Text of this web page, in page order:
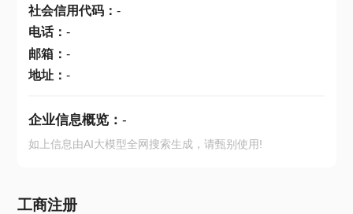
社会信用代码： -
电话： -
邮箱： -
地址： -
企业信息概览： -
如上信息由AI大模型全网搜索生成，请甄别使用!
工商注册